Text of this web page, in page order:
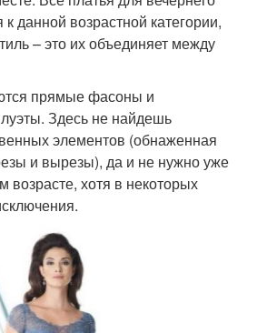
данной возрастной категории,
– это их объединяет между
прямые фасоны и
Здесь не найдешь
элементов (обнаженная
и вырезы), да и не нужно уже
возрасте, хотя в некоторых